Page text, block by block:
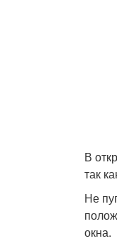
В
так
Не
окна.